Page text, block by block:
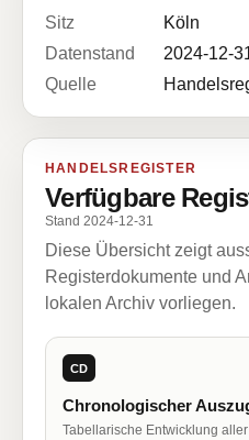
Sitz
Köln
Datenstand
2024-12-
Quelle
HANDELSREGISTER
Verfügbare
Stand 2024-12-31
Diese Übersicht zeigt
Registerdokumente und
lokalen Archiv vorliegen.
CD
Chronologischer
Tabellarische Entwicklung